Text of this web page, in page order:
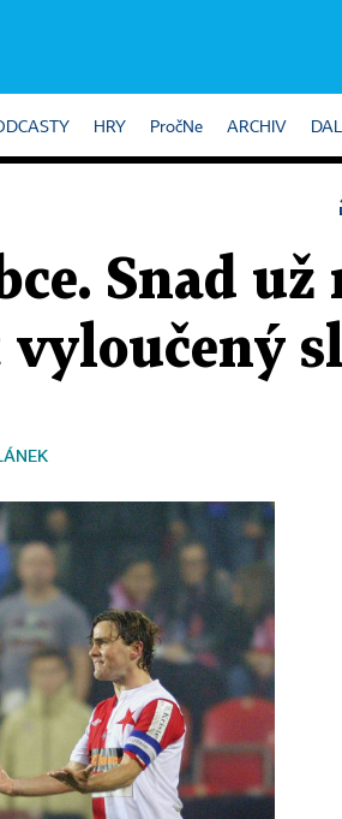
HRY PročNe ARCHIV
Snad už
vyloučený